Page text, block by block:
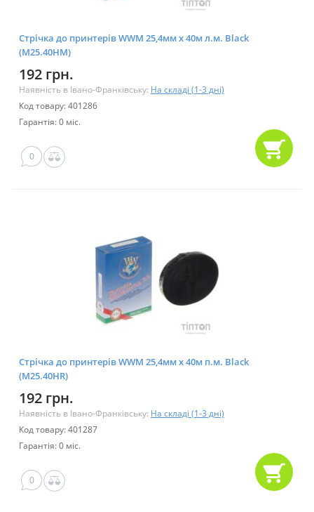
Стрічка до принтерів WWM 25,4мм х 40м л.м. Black
(M25.40HM)
192 грн.
Наявність в Івано-Франківську: На складі (1-3 дні)
Код товару: 401286
Гарантія: 0 міс.
0
Стрічка до принтерів WWM 25,4мм х 40м п.м. Black
(M25.40HR)
192 грн.
Наявність в Івано-Франківську: На складі (1-3 дні)
Код товару: 401287
Гарантія: 0 міс.
0